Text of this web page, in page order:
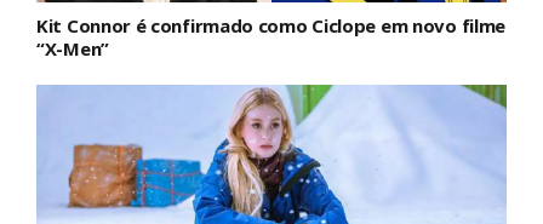
Kit Connor é confirmado como Ciclope em novo filme
“X-Men”